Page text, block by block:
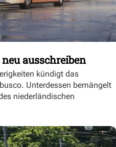
ausschreiben
kündigt das
Unterdessen bemängelt
niederländischen